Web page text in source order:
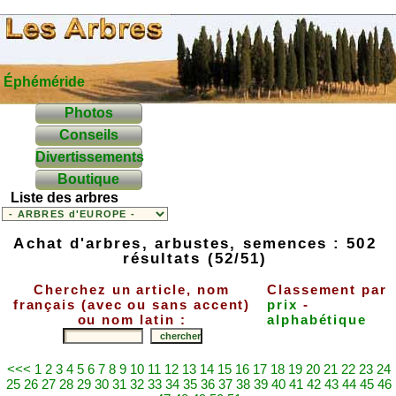
Éphéméride
Photos
Conseils
Divertissements
Boutique
Liste des arbres
Achat d'arbres, arbustes, semences : 502
résultats (52/51)
Cherchez un article, nom
français (avec ou sans accent)
ou nom latin :
Classement par
prix -
alphabétique
<<< 1 2 3 4 5 6 7 8 9 10 11 12 13 14 15 16 17 18 19 20 21 22 23 24
25 26 27 28 29 30 31 32 33 34 35 36 37 38 39 40 41 42 43 44 45 46